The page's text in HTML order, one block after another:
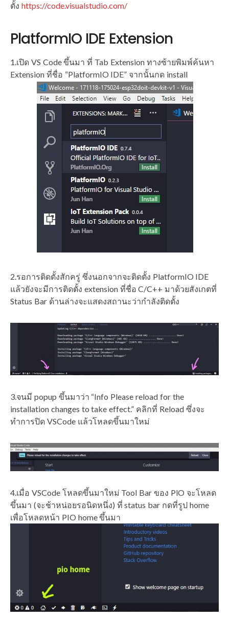
ตั้ง https://code.visualstudio.com/
PlatformIO IDE Extension
1.เปิด VS Code ขึ้นมา ที่ Tab Extension ทางซ้ายพิมพ์ค้นหา
Extension ที่ชื่อ “PlatformIO IDE” จากนั้นกด install
2.รอการติดตั้งสักครู่ ซึ่งนอกจากจะติดตั้ง PlatformIO IDE
แล้วยังจะมีการติดตั้ง extension ที่ชื่อ C/C++ มาด้วยสังเกตที่
Status Bar ด้านล่างจะแสดงสถานะว่ากำลังติดตั้ง
3.จนมี popup ขึ้นมาว่า “Info Please reload for the
installation changes to take effect.” คลิกที่ Reload ซึ่งจะ
ทำการปิด VSCode แล้วโหลดขึ้นมาใหม่
4.เมื่อ VSCode โหลดขึ้นมาใหม่ Tool Bar ของ PlO จะโหลด
ขึ้นมา (จะช้าหน่อยรอนิดหนึ่ง) ที่ status bar กดที่รูป home
เพื่อโหลดหน้า PIO home ขึ้นมา